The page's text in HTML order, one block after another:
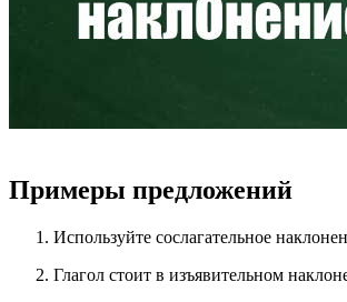
Примеры предложений
Используйте сослагательное
Глагол стоит в изъявительном